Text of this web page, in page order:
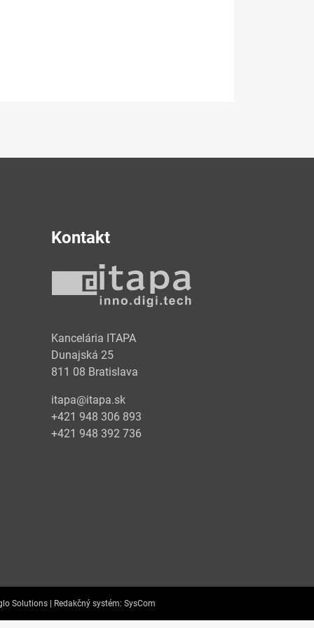
Kontakt
Kancelária ITAPA
Dunajská 25
811 08 Bratislava
itapa@itapa.sk
+421 948 306 893
+421 948 392 736
Solutions | Redakčný systém: SysCom